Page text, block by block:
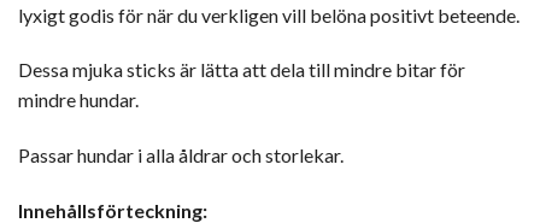
lyxigt godis för när du verkligen vill belöna positivt beteende.
Dessa mjuka sticks är lätta att dela till mindre bitar för
mindre hundar.
Passar hundar i alla åldrar och storlekar.
Innehållsförteckning: